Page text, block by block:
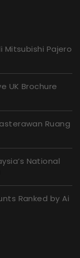
Mitsubishi Pajero
UK Brochure
Ruang
National
Ranked by Ai